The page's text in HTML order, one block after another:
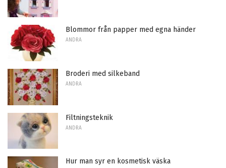
Blommor från papper med egna händer
ANDRA
Broderi med silkeband
ANDRA
Filtningsteknik
ANDRA
Hur man syr en kosmetisk väska